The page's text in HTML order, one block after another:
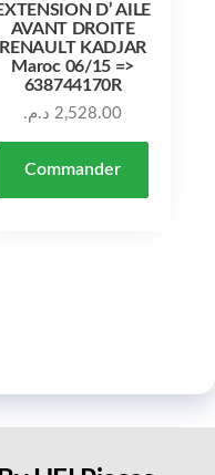
D’ AILE
AVANT DROITE
RENAULT KADJAR
Maroc 06/15 =>
638744170R
2,528.00 د.م.
Commander